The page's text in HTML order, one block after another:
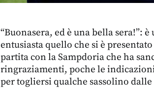
“Buonasera, ed è una bella sera!”: è
entusiasta quello che si è
partita con la Sampdoria che ha
ringraziamenti, poche le
per togliersi qualche sassolino dalle